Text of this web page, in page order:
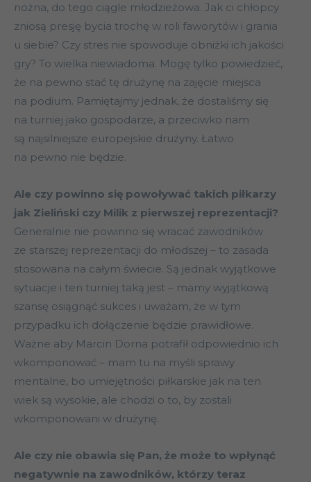
nożna, do tego ciągle młodzieżowa. Jak ci chłopcy
zniosą presję bycia trochę w roli faworytów i grania
u siebie? Czy stres nie spowoduje obniżki ich jakości
gry? To wielka niewiadoma. Mogę tylko powiedzieć,
że na pewno stać tę drużynę na zajęcie miejsca
na podium. Pamiętajmy jednak, że dostaliśmy się
na turniej jako gospodarze, a przeciwko nam
są najsilniejsze europejskie drużyny. Łatwo
na pewno nie będzie.
Ale czy powinno się powoływać takich piłkarzy
jak Zieliński czy Milik z pierwszej reprezentacji?
Generalnie nie powinno się wracać zawodników
ze starszej reprezentacji do młodszej – to zasada
stosowana na całym świecie. Są jednak wyjątkowe
sytuacje i ten turniej taką jest – mamy wyjątkową
szansę osiągnąć sukces i uważam, że w tym
przypadku ich dołączenie będzie prawidłowe.
Ważne aby Marcin Dorna potrafił odpowiednio ich
wkomponować – mam tu na myśli sprawy
mentalne, bo umiejętności piłkarskie jak na ten
wiek są wysokie, ale chodzi o to, by zostali
wkomponowani w drużynę.
Ale czy nie obawia się Pan, że może to wpłynąć
negatywnie na zawodników, którzy teraz